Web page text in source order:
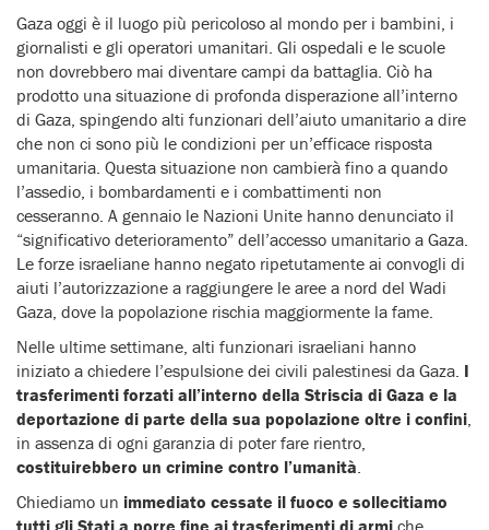
Gaza oggi è il luogo più pericoloso al mondo per i bambini, i
giornalisti e gli operatori umanitari. Gli ospedali e le scuole
non dovrebbero mai diventare campi da battaglia. Ciò ha
prodotto una situazione di profonda disperazione all’interno
di Gaza, spingendo alti funzionari dell’aiuto umanitario a dire
che non ci sono più le condizioni per un’efficace risposta
umanitaria. Questa situazione non cambierà fino a quando
l’assedio, i bombardamenti e i combattimenti non
cesseranno. A gennaio le Nazioni Unite hanno denunciato il
“significativo deterioramento” dell’accesso umanitario a Gaza.
Le forze israeliane hanno negato ripetutamente ai convogli di
aiuti l’autorizzazione a raggiungere le aree a nord del Wadi
Gaza, dove la popolazione rischia maggiormente la fame.
Nelle ultime settimane, alti funzionari israeliani hanno
iniziato a chiedere l’espulsione dei civili palestinesi da Gaza. I
trasferimenti forzati all’interno della Striscia di Gaza e la
deportazione di parte della sua popolazione oltre i confini
in assenza di ogni garanzia di poter fare rientro,
costituirebbero un crimine contro l’umanità
Chiediamo un immediato cessate il fuoco e sollecitiamo
tutti gli Stati a porre fine ai trasferimenti di armi che